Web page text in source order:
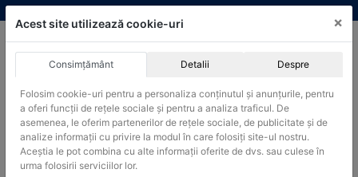
Skip
to
Produsele pot fi achizitionate si in sistemul SEAP / SICAP
Products
search
CAUTARE
Acest site utilizează cookie-uri ×
Consimțământ Detalii Despre
Folosim cookie-uri pentru a personaliza conținutul și anunțurile, pentru
a oferi funcții de rețele sociale și pentru a analiza traficul. De
asemenea, le oferim partenerilor de rețele sociale, de publicitate și de
analize informații cu privire la modul în care folosiți site-ul nostru.
Aceștia le pot combina cu alte informații oferite de dvs. sau culese în
urma folosirii serviciilor lor.